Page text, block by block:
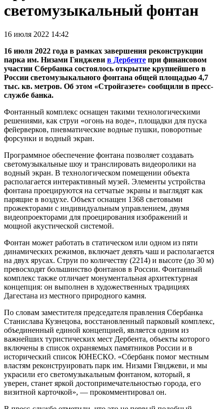
светомузыкальный фонтан
16 июля 2022 14:42
16 июля 2022 года в рамках завершения реконструкции
парка им. Низами Гянджеви в Дербенте при финансовом
участии Сбербанка состоялось открытие крупнейшего в
России светомузыкального фонтана общей площадью 4,7
тыс. кв. метров. Об этом «Стройгазете» сообщили в пресс-
службе банка.
Фонтанный комплекс оснащен такими технологическими
решениями, как струи «огонь на воде», площадки для пуска
фейерверков, пневматические водные пушки, поворотные
форсунки и водный экран.
Программное обеспечение фонтана позволяет создавать
светомузыкальные шоу и транслировать видеоролики на
водный экран. В технологическом помещении объекта
располагается интерактивный музей. Элементы устройства
фонтана проецируются на сетчатые экраны и выглядят как
парящие в воздухе. Объект оснащен 1368 световыми
прожекторами с индивидуальным управлением, двумя
видеопроекторами для проецирования изображений и
мощной акустической системой.
Фонтан может работать в статическом или одном из пяти
динамических режимов, включает девять чаш и располагается
на двух ярусах. Струи по количеству (2214) и высоте (до 30 м)
превосходят большинство фонтанов в России. Фонтанный
комплекс также отличает монументальная архитектурная
концепция: он выполнен в художественных традициях
Дагестана из местного природного камня.
По словам заместителя председателя правления Сбербанка
Станислава Кузнецова, восстановленный парковый комплекс,
объединенный единой концепцией, является одним из
важнейших туристических мест Дербента, объекты которого
включены в список охраняемых памятников России и в
исторический список ЮНЕСКО. «Сбербанк помог местным
властям реконструировать парк им. Низами Гянджеви, и мы
украсили его светомузыкальным фонтаном, который, я
уверен, станет яркой достопримечательностью города, его
визитной карточкой», — прокомментировал он.